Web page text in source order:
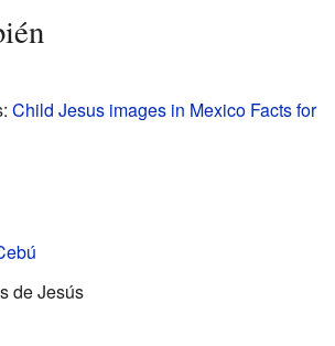
Child Jesus images in Mexico Facts for
de Jesús